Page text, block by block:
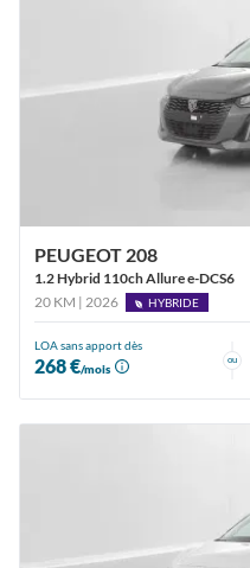
PEUGEOT 208
1.2 Hybrid 110ch Allure e-DCS6
20 KM | 2026
HYBRIDE
LOA sans apport dès
268 €/mois
ou